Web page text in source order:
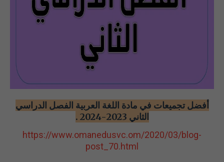
أفضل تجميعات في مادة اللغة العربية الفصل الدراسي
الثاني 2023-2024 .
https://www.omanedusvc.om/2020/03/blog-
post_70.html